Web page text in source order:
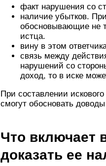
факт нарушения со
наличие убытков.
обосновывающие не
истца.
вину в этом
связь между
нарушений со
доход, то в иске
При составлении
смогут обосновать
Что включает
доказать ее